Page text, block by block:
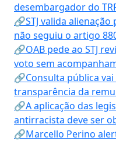
desembargador do
🔗STJ valida
não seguiu o artigo
🔗OAB pede ao STJ
voto sem
🔗Consulta pública
transparência da
🔗A aplicação das
antirracista deve ser
🔗Marcello Perino